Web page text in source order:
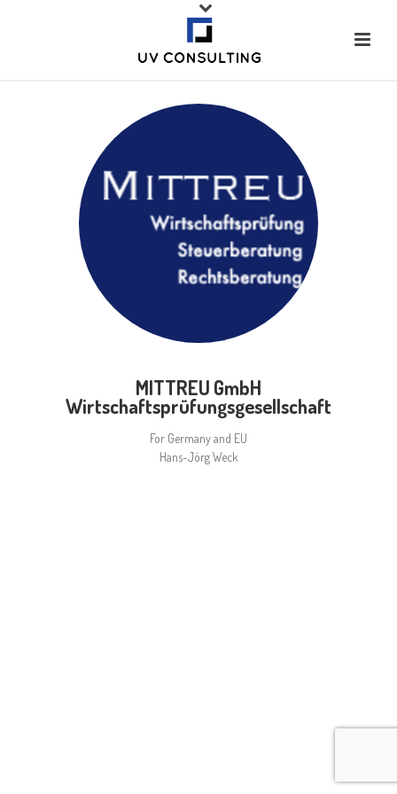
MITTREU GmbH
Wirtschaftsprüfungsgesellschaft
For Germany and EU
Hans-Jörg Weck